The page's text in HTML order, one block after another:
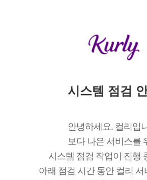
시스템 점검
안녕하세요. 컬리입
보다 나은 서비스를
시스템 점검 작업이 진행
아래 점검 시간 동안 컬리 서